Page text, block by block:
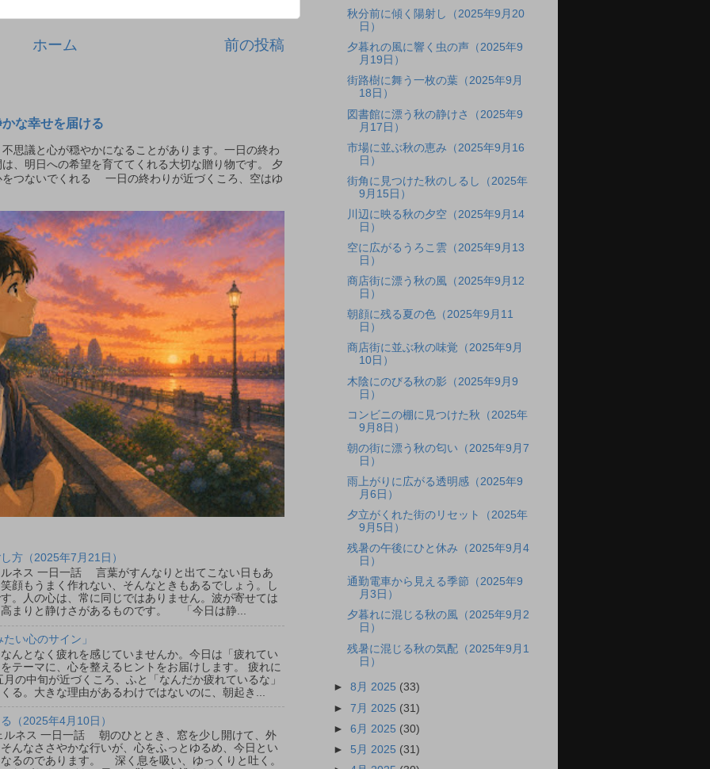
前の投稿
ホーム
な幸せを届ける
思議と心が穏やかになることがあります。一日の終わ
、明日への希望を育ててくれる大切な贈り物です。 夕
をつないでくれる 一日の終わりが近づくころ、空はゆ
方（2025年7月21日）
ネス 一日一話 言葉がすんなりと出てこない日もあ
顔もうまく作れない、そんなときもあるでしょう。し
。人の心は、常に同じではありません。波が寄せては
まりと静けさがあるものです。 「今日は静...
い心のサイン」
となく疲れを感じていませんか。今日は「疲れてい
テーマに、心を整えるヒントをお届けします。 疲れに
の中旬が近づくころ、ふと「なんだか疲れているな」
る。大きな理由があるわけではないのに、朝起き...
（2025年4月10日）
ルネス 一日一話 朝のひととき、窓を少し開けて、外
んなささやかな行いが、心をふっとゆるめ、今日とい
るのであります。 深く息を吸い、ゆっくりと吐く。
秋分前に傾く陽射し（2025年9月20
日）
夕暮れの風に響く虫の声（2025年9
月19日）
街路樹に舞う一枚の葉（2025年9月
18日）
図書館に漂う秋の静けさ（2025年9
月17日）
市場に並ぶ秋の恵み（2025年9月16
日）
街角に見つけた秋のしるし（2025年
9月15日）
川辺に映る秋の夕空（2025年9月14
日）
空に広がるうろこ雲（2025年9月13
日）
商店街に漂う秋の風（2025年9月12
日）
朝顔に残る夏の色（2025年9月11
日）
商店街に並ぶ秋の味覚（2025年9月
10日）
木陰にのびる秋の影（2025年9月9
日）
コンビニの棚に見つけた秋（2025年
9月8日）
朝の街に漂う秋の匂い（2025年9月7
日）
雨上がりに広がる透明感（2025年9
月6日）
夕立がくれた街のリセット（2025年
9月5日）
残暑の午後にひと休み（2025年9月4
日）
通勤電車から見える季節（2025年9
月3日）
夕暮れに混じる秋の風（2025年9月2
日）
残暑に混じる秋の気配（2025年9月1
日）
►8月 2025 (33)
►7月 2025 (31)
►6月 2025 (30)
► 5月 2025 (31)